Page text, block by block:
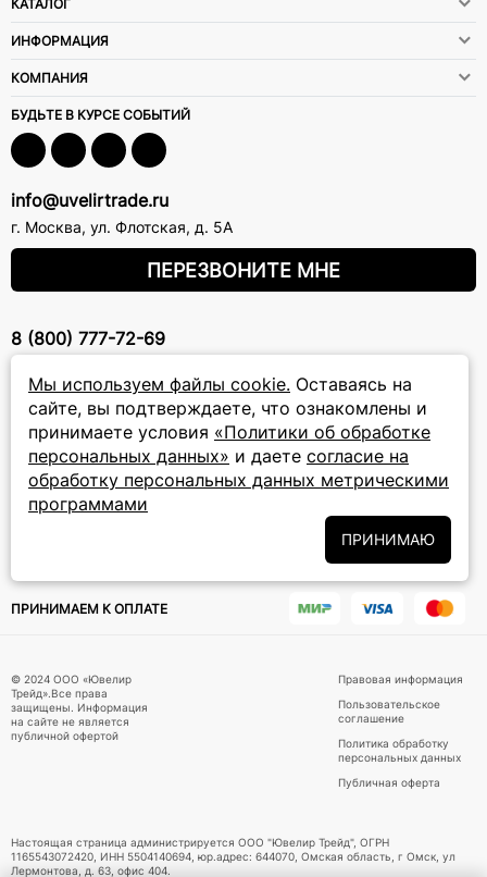
Мы используем файлы cookie. Оставаясь на
сайте, вы подтверждаете, что ознакомлены и
принимаете условия «Политики об обработке
персональных данных» и даете согласие на
обработку персональных данных метрическими
программами
ПРИНИМАЮ
КАТАЛОГ
ИНФОРМАЦИЯ
КОМПАНИЯ
БУДЬТЕ В КУРСЕ СОБЫТИЙ
info@uvelirtrade.ru
г. Москва, ул. Флотская, д. 5А
ПЕРЕЗВОНИТЕ МНЕ
8 (800) 777-72-69
прием звонков: круглосуточно
ПОДПИСКА НА РАССЫЛКУ
Подписаться на новости
Подписываясь на рассылку, вы соглашаетесь с условиями
ПРИНИМАЕМ К ОПЛАТЕ
© 2024 ООО «Ювелир
Трейд».Все права
защищены. Информация
на сайте не является
публичной офертой
Правовая информация
Пользовательское
соглашение
Политика обработку
персональных данных
Публичная оферта
Настоящая страница администрируется ООО "Ювелир Трейд", ОГРН
1165543072420, ИНН 5504140694, юр.адрес: 644070, Омская область, г Омск, ул
Лермонтова, д. 63, офис 404.